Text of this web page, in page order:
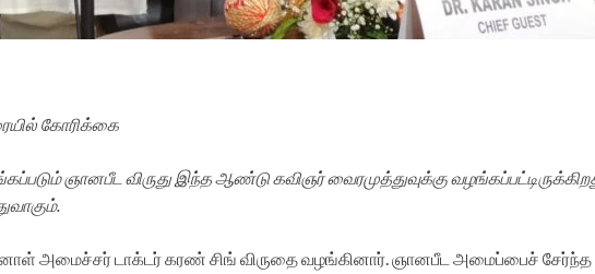
கோரிக்கை
ஞானபீட விருது இந்த ஆண்டு கவிஞர் வைரமுத்துவுக்கு
அமைச்சர் டாக்டர் கரண் சிங் விருதை வழங்கினார். ஞானபீட அமைப்பைச் சேர்ந்த